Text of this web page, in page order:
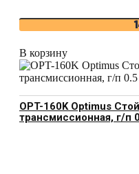
В корзину
OPT-160K Optimus
трансмиссионная, г/п